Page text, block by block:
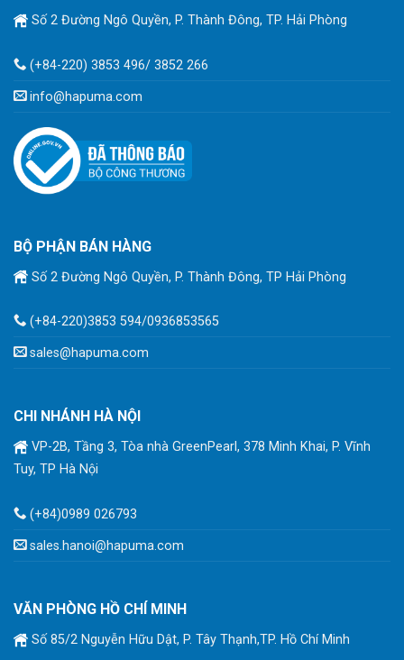
Số 2 Đường Ngô Quyền, P. Thành Đông, TP. Hải Phòng
(+84-220) 3853 496/ 3852 266
info@hapuma.com
BỘ PHẬN BÁN HÀNG
Số 2 Đường Ngô Quyền, P. Thành Đông, TP Hải Phòng
(+84-220)3853 594/0936853565
sales@hapuma.com
CHI NHÁNH HÀ NỘI
VP-2B, Tầng 3, Tòa nhà GreenPearl, 378 Minh Khai, P. Vĩnh
Tuy, TP Hà Nội
(+84)0989 026793
sales.hanoi@hapuma.com
VĂN PHÒNG HỒ CHÍ MINH
Số 85/2 Nguyễn Hữu Dật, P. Tây Thạnh,TP. Hồ Chí Minh